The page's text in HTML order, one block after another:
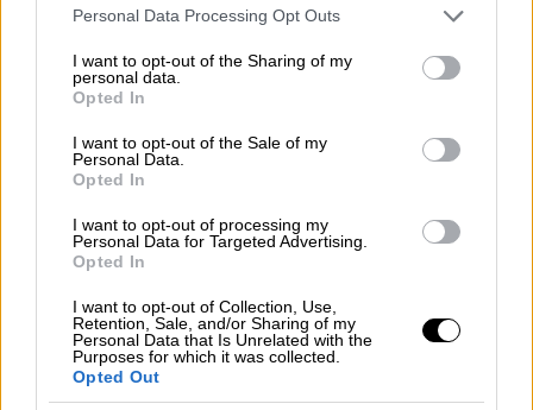
Please note that this website/app uses one or more Google
not limited to your visit or usage behaviour. You may click to
grant or deny consent to Google and its third-party tags to
use your data for below specified purposes in below Google
consent section.
Personal Data Processing Opt Outs
I want to opt-out of the Sharing of my
personal data.
Opted In
I want to opt-out of the Sale of my
Personal Data.
Opted In
I want to opt-out of processing my
Personal Data for Targeted Advertising.
Opted In
I want to opt-out of Collection, Use,
Retention, Sale, and/or Sharing of my
Personal Data that Is Unrelated with the
Purposes for which it was collected.
Opted Out
Δήμου Αθηναίων παρουσιάζοντας τη μουσική
παράσταση «Οργή Λαού», η οποία δίνει
ιδιαίτερη έμφαση στη μελοποιημένη ποίηση.
Η σχέση του συγκροτήματος με την ποίηση
αποτελεί διαχρονικό χαρακτηριστικό της
πορείας του. Μέσα από τις συνθέσεις τους,
στίχοι σημαντικών Ελλήνων ποιητών
βρίσκουν νέο μουσικό χώρο έκφρασης και
συναντούν ένα ευρύ κοινό. Η συναυλία
περιλαμβάνει υλικό από το νέο άλμπουμ,
καθώς και επιλογές από ολόκληρη τη